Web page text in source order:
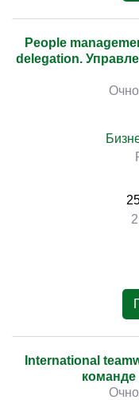
People
delegation.
International
команде